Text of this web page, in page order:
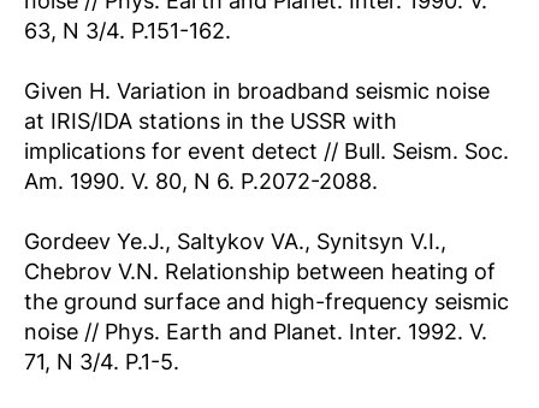
63, N 3/4. P.151-162.
Given H. Variation in broadband seismic noise
at IRIS/IDA stations in the USSR with
implications for event detect // Bull. Seism. Soc.
Am. 1990. V. 80, N 6. P.2072-2088.
Gordeev Ye.J., Saltykov VA., Synitsyn V.I.,
Chebrov V.N. Relationship between heating of
the ground surface and high-frequency seismic
noise // Phys. Earth and Planet. Inter. 1992. V.
71, N 3/4. P.1-5.